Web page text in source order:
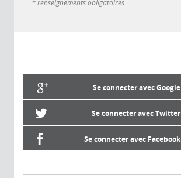
* renseignements obligatoires
Se connecter avec Google
Se connecter avec Twitter
Se connecter avec Facebook